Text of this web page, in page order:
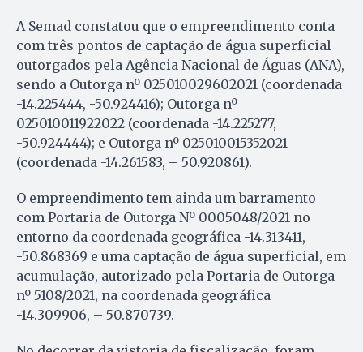
A Semad constatou que o empreendimento conta
com três pontos de captação de água superficial
outorgados pela Agência Nacional de Águas (ANA),
sendo a Outorga nº 025010029602021 (coordenada
-14.225444, -50.924416); Outorga nº
025010011922022 (coordenada -14.225277,
-50.924444); e Outorga nº 025010015352021
(coordenada -14.261583, – 50.920861).
O empreendimento tem ainda um barramento
com Portaria de Outorga Nº 0005048/2021 no
entorno da coordenada geográfica -14.313411,
-50.868369 e uma captação de água superficial, em
acumulação, autorizado pela Portaria de Outorga
nº 5108/2021, na coordenada geográfica
-14.309906, – 50.870739.